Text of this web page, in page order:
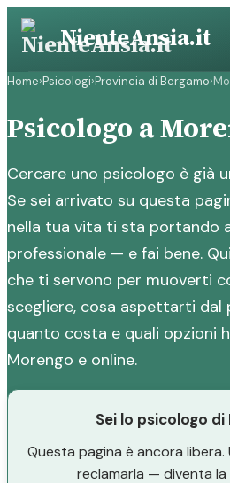
Vai
contenuto
NienteAnsia.it
Home›Psicologi›Provincia di Bergamo›
Psicologo a
Cercare uno psicologo è già
Se sei arrivato su questa
nella tua vita ti sta portando
professionale — e fai bene.
che ti servono per muoverti
scegliere, cosa aspettarti dal
quanto costa e quali opzioni
Morengo e online.
Sei lo psicologo di
Questa pagina è ancora
reclamarla — diventa la